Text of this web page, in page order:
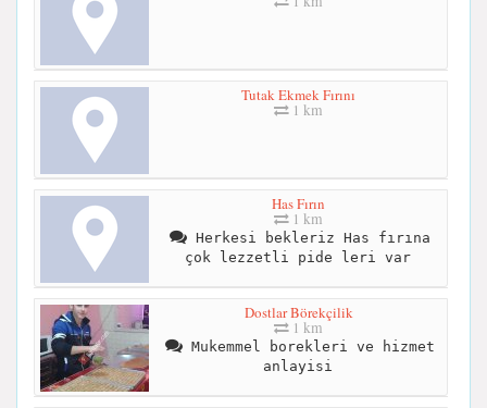
Tutak Ekmek Fırını
1 km
Has Fırın
1 km
Herkesi bekleriz Has fırına
çok lezzetli pide leri var
Dostlar Börekçilik
1 km
Mukemmel borekleri ve hizmet
anlayisi